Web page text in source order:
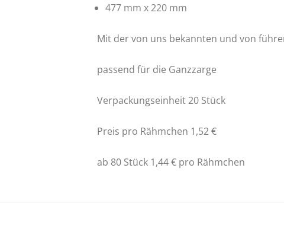
477 mm x 220 mm
Mit der von uns bekannten und von
passend für die Ganzzarge
Verpackungseinheit 20 Stück
Preis pro Rähmchen 1,52 €
ab 80 Stück 1,44 € pro Rähmchen